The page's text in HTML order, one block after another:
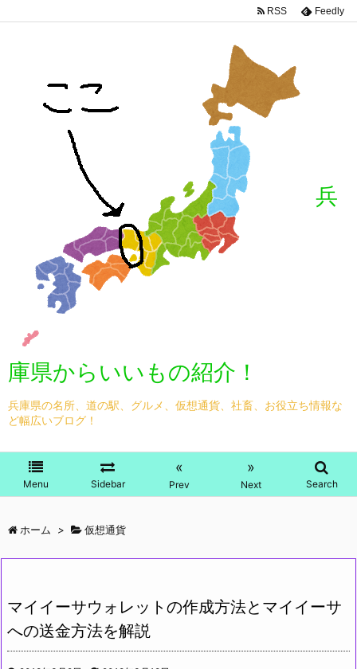
兵
庫県からいいもの紹介！
兵庫県の名所、道の駅、グルメ、仮想通貨、社畜、お役立ち情報な
ど幅広いブログ！
Menu Sidebar
«
Prev
»
Next Search
RSS Feedly
ホーム > 仮想通貨
マイイーサウォレットの作成方法とマイイーサ
への送金方法を解説